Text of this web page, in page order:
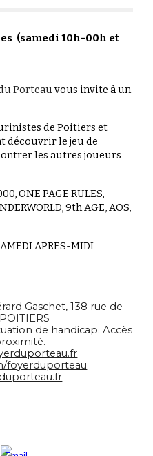
(samedi 10h-00h et
Porteauvous invite à un
de Poitiers et
découvrir le jeu de
les autres joueurs
ONE PAGE RULES,
9th AGE, AOS,
APRES-MIDI
Gaschet, 138 rue de
de handicap. Accès
à proximité.
foyerduporteau